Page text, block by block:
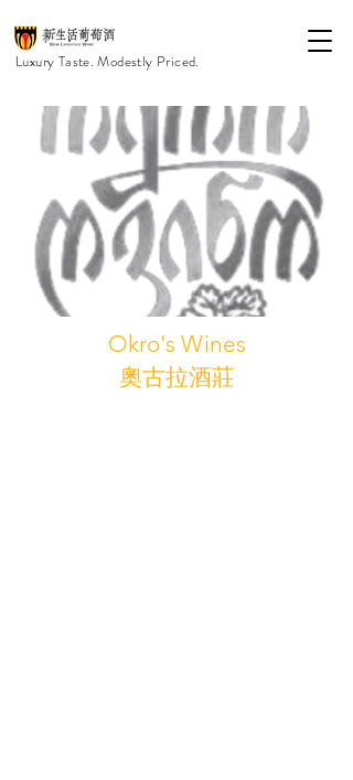
Luxury Taste. Modestly Priced.
Okro's Wines
奧古拉酒莊